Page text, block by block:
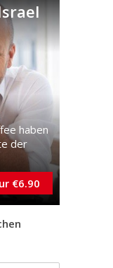
haben
der
€6.90